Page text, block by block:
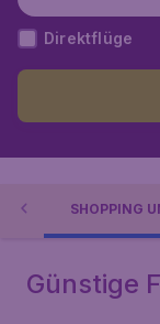
Direktflüge
SHOPPING
Günstige